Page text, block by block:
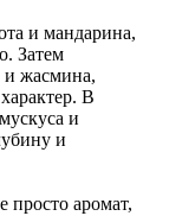
и мандарина,
Затем
и жасмина,
В
и
и
аромат,